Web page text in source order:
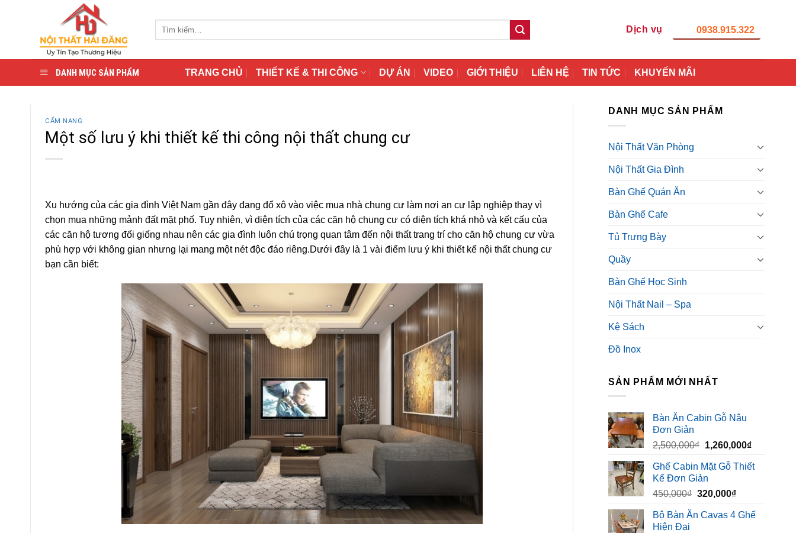
Dịch vụ 0938.915.322
DANH MỤC SẢN PHẨM TRANG CHỦ THIẾT KẾ & THI CÔNG DỰ ÁN VIDEO GIỚI THIỆU LIÊN HỆ TIN TỨC KHUYẾN MÃI
CẨM NANG
Một số lưu ý khi thiết kế thi công nội thất chung cư
Xu hướng của các gia đình Việt Nam gần đây đang đổ xô vào việc mua nhà chung cư làm nơi an cư lập nghiệp thay vì
chọn mua những mảnh đất mặt phố. Tuy nhiên, vì diện tích của các căn hộ chung cư có diện tích khá nhỏ và kết cấu của
các căn hộ tương đối giống nhau nên các gia đình luôn chú trọng quan tâm đến nội thất trang trí cho căn hộ chung cư vừa
phù hợp với không gian nhưng lại mang một nét độc đáo riêng.Dưới đây là 1 vài điểm lưu ý khi thiết kế nội thất chung cư
bạn cần biết:
DANH MỤC SẢN PHẨM
Nội Thất Văn Phòng
Nội Thất Gia Đình
Bàn Ghế Quán Ăn
Bàn Ghế Cafe
Tủ Trưng Bày
Quầy
Bàn Ghế Học Sinh
Nội Thất Nail – Spa
Kệ Sách
Đồ Inox
SẢN PHẨM MỚI NHẤT
Bàn Ăn Cabin Gỗ Nâu
Đơn Giản
2,500,000₫ Giá
là:
2,500,000₫.
1,260,000₫Giá
tại
Ghế Cabin Mặt Gỗ Thiết
Kế Đơn Giản
450,000₫ Giá
là:
320,000₫Giá
tại
Bộ Bàn Ăn Cavas 4 Ghế
Hiện Đại